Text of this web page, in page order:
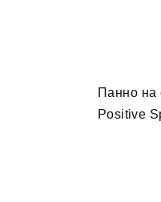
Панно на
Positive